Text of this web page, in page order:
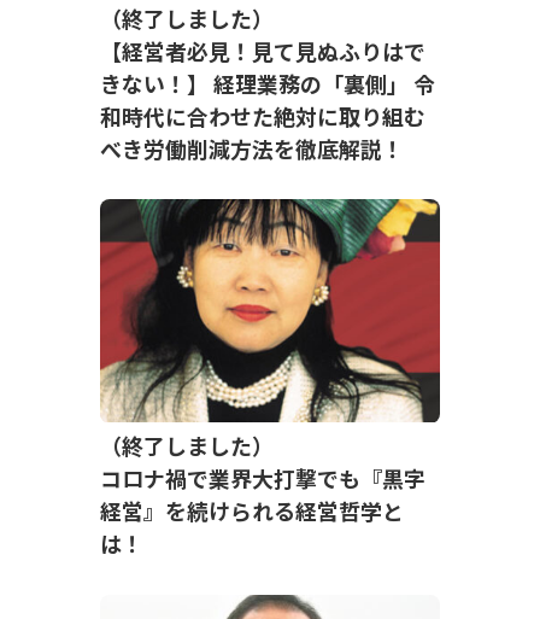
（終了しました）
【経営者必見！見て見ぬふりはで
きない！】 経理業務の「裏側」 令
和時代に合わせた絶対に取り組む
べき労働削減方法を徹底解説！
（終了しました）
コロナ禍で業界大打撃でも『黒字
経営』を続けられる経営哲学と
は！